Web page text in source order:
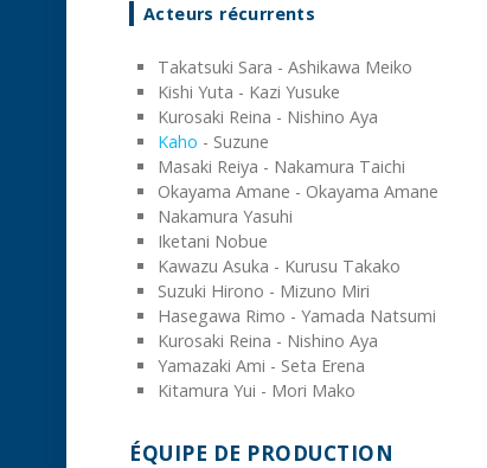
Acteurs récurrents
Takatsuki Sara - Ashikawa Meiko
Kishi Yuta - Kazi Yusuke
Kurosaki Reina - Nishino Aya
Kaho - Suzune
Masaki Reiya - Nakamura Taichi
Okayama Amane - Okayama Amane
Nakamura Yasuhi
Iketani Nobue
Kawazu Asuka - Kurusu Takako
Suzuki Hirono - Mizuno Miri
Hasegawa Rimo - Yamada Natsumi
Kurosaki Reina - Nishino Aya
Yamazaki Ami - Seta Erena
Kitamura Yui - Mori Mako
ÉQUIPE DE PRODUCTION